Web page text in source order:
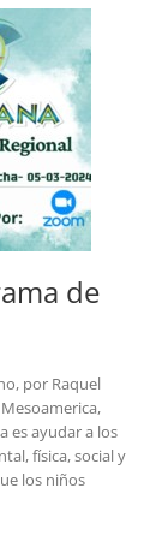
de
por Raquel
es ayudar a los
física, social y
los niños